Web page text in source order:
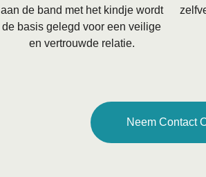
aan de band met het kindje wordt
de basis gelegd voor een veilige
en vertrouwde relatie.
Neem Contact